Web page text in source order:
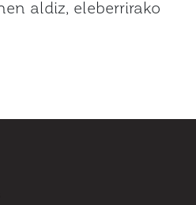
aldiz, eleberrirako